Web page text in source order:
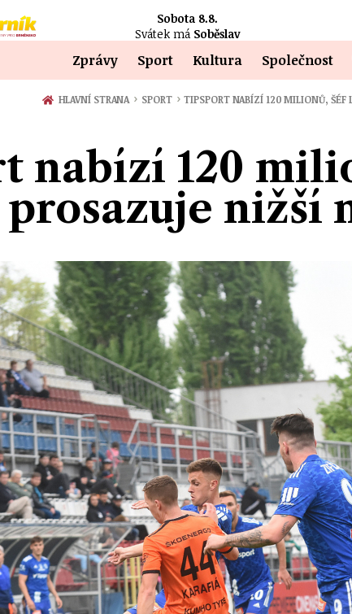
Sobota 8.8.
Svátek má Soběslav
Zprávy Sport Kultura Společnost
HLAVNÍ STRANA › SPORT › TIPSPORT NABÍZÍ 120 MILIONŮ, ŠÉF
nabízí 120
nižší